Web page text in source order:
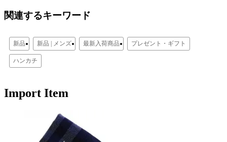
関連するキーワード
新品 新品 | メンズ 最新入荷商品 プレゼント・ギフト
ハンカチ
Import Item